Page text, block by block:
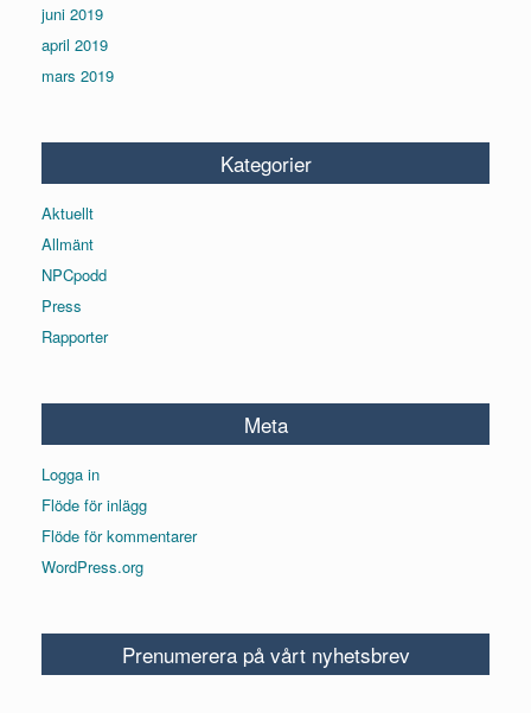
juni 2019
april 2019
mars 2019
Kategorier
Aktuellt
Allmänt
NPCpodd
Press
Rapporter
Meta
Logga in
Flöde för inlägg
Flöde för kommentarer
WordPress.org
Prenumerera på vårt nyhetsbrev